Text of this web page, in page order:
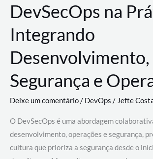
DevSecOps na
Integrando
Desenvolvimento,
Segurança e
Deixe um comentário/ DevOps /Jefte
O DevSecOps é uma abordagem
desenvolvimento, operações e segurança,
cultura que prioriza a segurança desde o